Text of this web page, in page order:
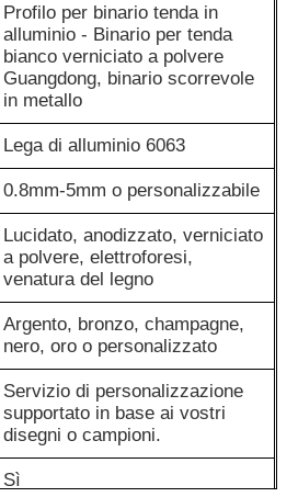
Profilo per binario tenda in
alluminio - Binario per tenda
bianco verniciato a polvere
Guangdong, binario scorrevole
in metallo
Lega di alluminio 6063
0.8mm-5mm o personalizzabile
Lucidato, anodizzato, verniciato
a polvere, elettroforesi,
venatura del legno
Argento, bronzo, champagne,
nero, oro o personalizzato
Servizio di personalizzazione
supportato in base ai vostri
disegni o campioni.
Sì